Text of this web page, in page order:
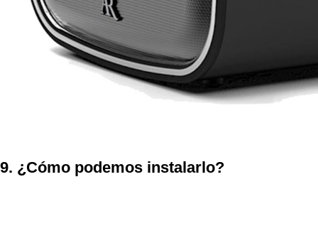
9. ¿Cómo podemos instalarlo?